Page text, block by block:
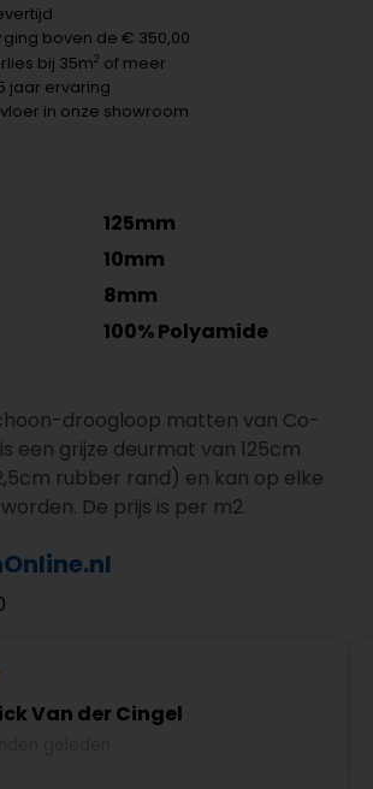
boven de € 350,00
bij 35m2 of meer
jaar ervaring
in onze showroom
125mm
10mm
8mm
100% Polyamide
droogloop matten van Co-
een grijze deurmat van 125cm
rubber rand) en kan op elke
De prijs is per m2.
Van der Cingel